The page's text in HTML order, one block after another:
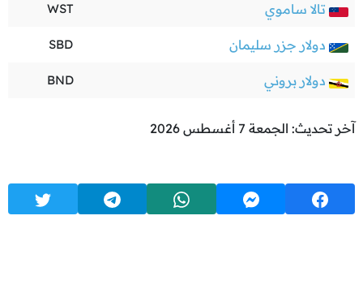
تالا ساموي WST
دولار جزر سليمان SBD
دولار بروني BND
آخر تحديث: الجمعة 7 أغسطس 2026